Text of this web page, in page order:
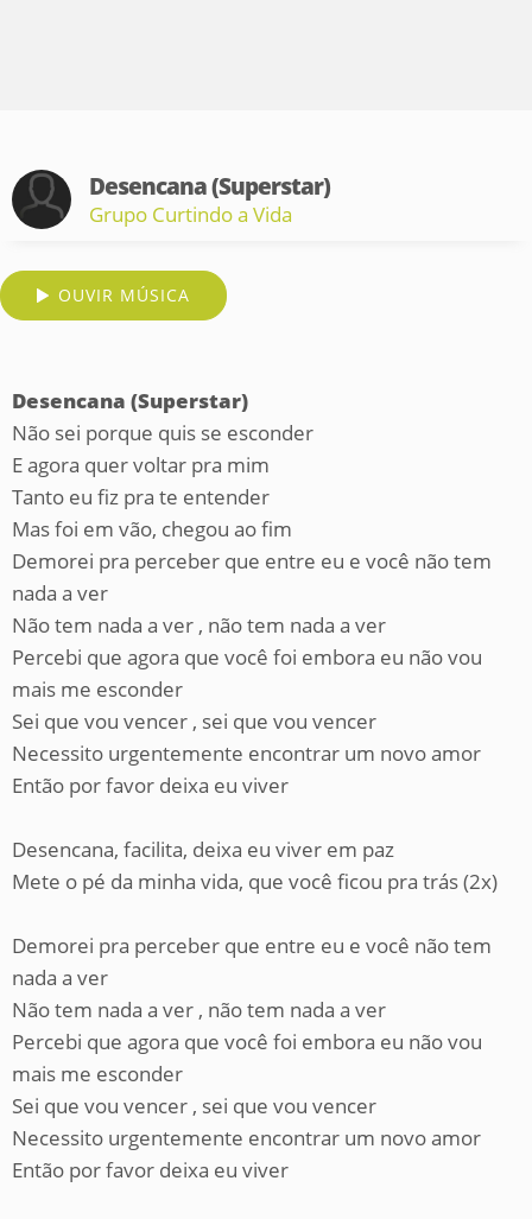
Desencana (Superstar)
Grupo Curtindo a Vida
OUVIR MÚSICA
Desencana (Superstar)
Não sei porque quis se esconder
E agora quer voltar pra mim
Tanto eu fiz pra te entender
Mas foi em vão, chegou ao fim
Demorei pra perceber que entre eu e você não tem
nada a ver
Não tem nada a ver , não tem nada a ver
Percebi que agora que você foi embora eu não vou
mais me esconder
Sei que vou vencer , sei que vou vencer
Necessito urgentemente encontrar um novo amor
Então por favor deixa eu viver
Desencana, facilita, deixa eu viver em paz
Mete o pé da minha vida, que você ficou pra trás (2x)
Demorei pra perceber que entre eu e você não tem
nada a ver
Não tem nada a ver , não tem nada a ver
Percebi que agora que você foi embora eu não vou
mais me esconder
Sei que vou vencer , sei que vou vencer
Necessito urgentemente encontrar um novo amor
Então por favor deixa eu viver